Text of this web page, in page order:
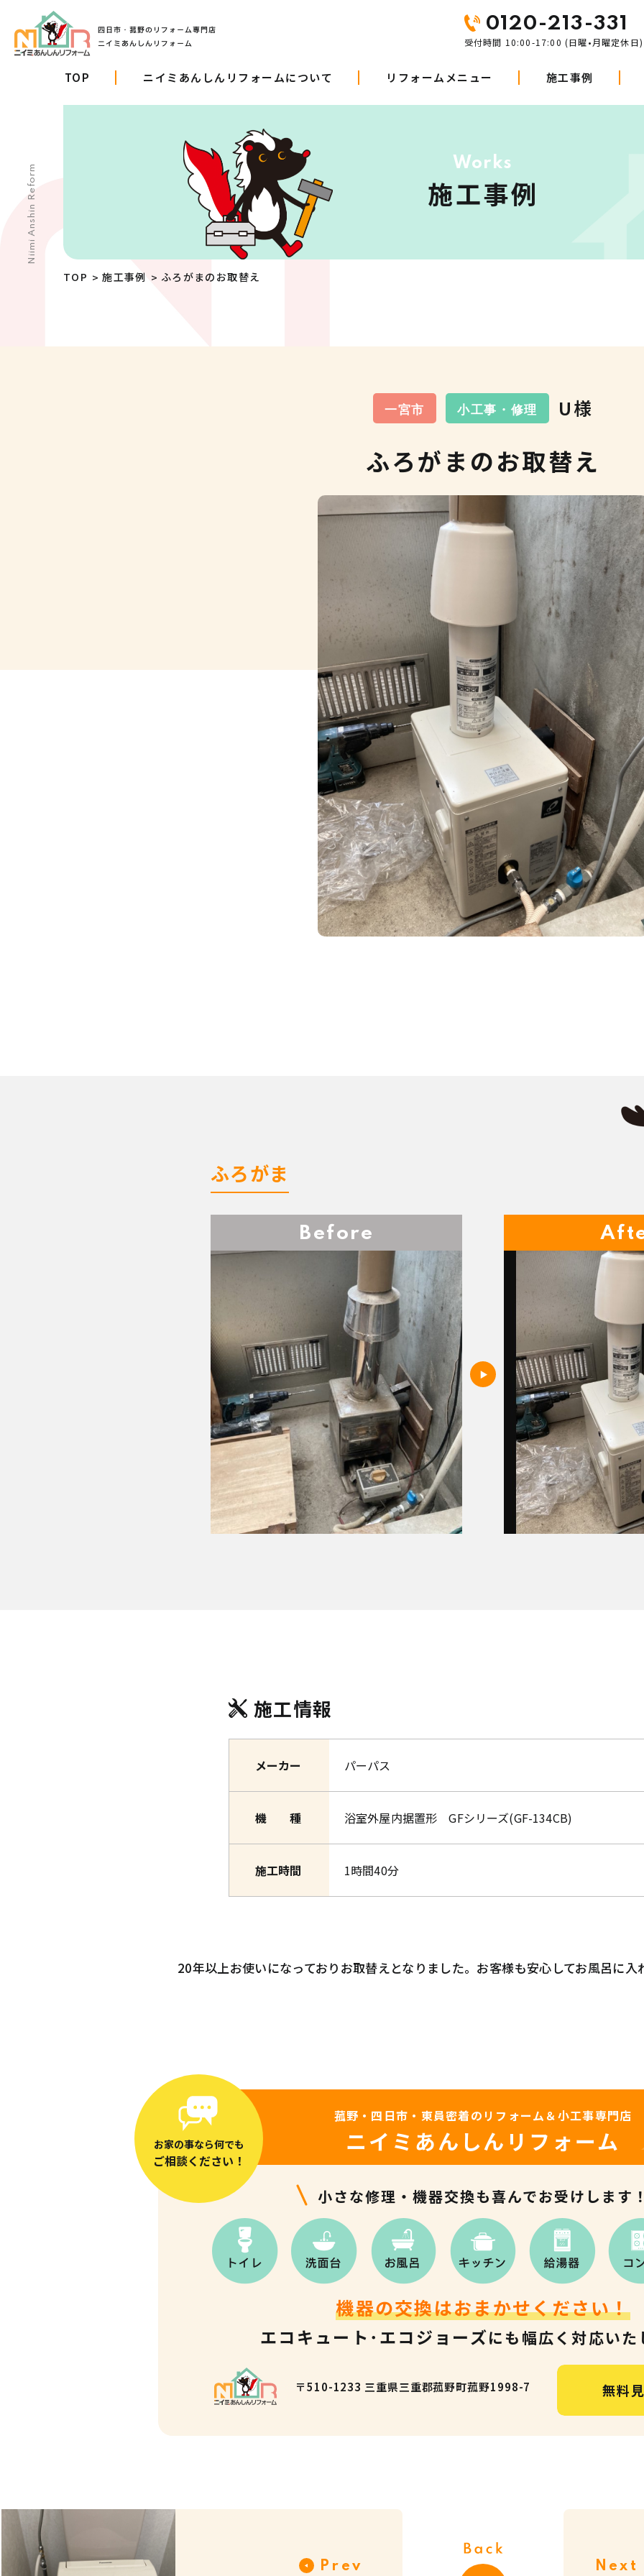
0120-213-331
受付時間 10:00-17:00 (日曜•月曜定休日)
TOP ニイミあんしんリフォームについて リフォームメニュー 施工事例
Niimi Anshin Reform Works
施工事例
TOP 施工事例 ふろがまのお取替え
一宮市 小工事・修理 U様
ふろがまのお取替え
ふろがま
Before
施工情報
メーカー パーパス
機 種 浴室外屋内据置形 GFシリーズ(GF-134CB)
施工時間 1時間40分
20年以上お使いになっておりお取替えとなりました。お客様も安心してお風呂に
お家の事なら何でも
ご相談ください！
菰野・四日市・東員密着の リフォーム＆小工事専門店
ニイミあんしんリフォーム
小さな修理・機器交換も喜んでお受けします
機器の交換はおまかせください！
エコキュート･エコジョーズにも 幅広く対応い
〒510-1233 三重県三重郡菰野町菰野1998-7 無料
Prev Next